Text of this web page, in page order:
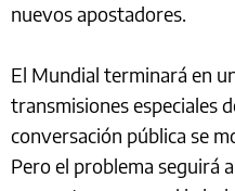
nuevos apostadores.
El Mundial terminará en
transmisiones especiales
conversación pública se
Pero el problema seguirá